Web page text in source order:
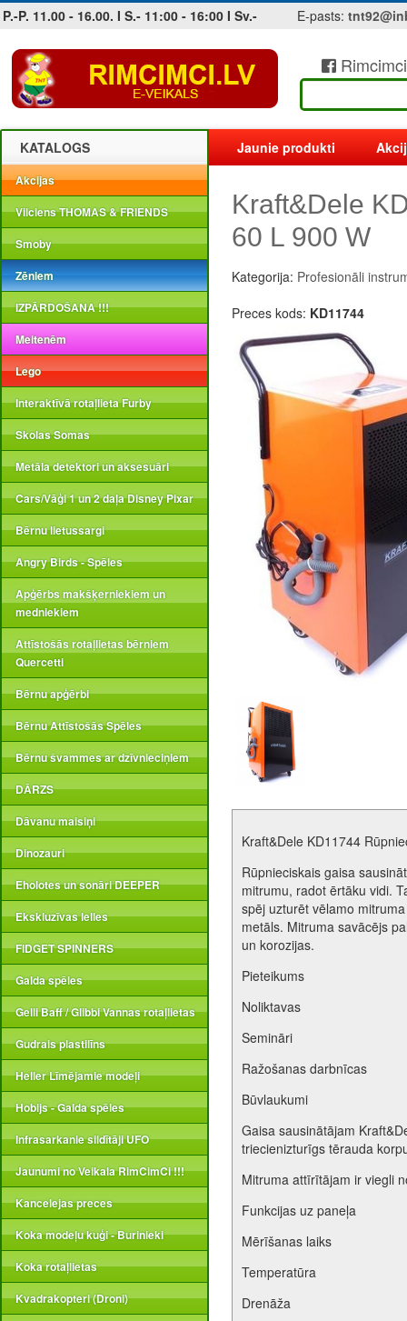
P.-P. 11.00 - 16.00. I S.- 11:00 - 16:00 I Sv.- E-pasts:
Jobs at sea and maritime vacancies
KATALOGS
Akcijas
Vilciens THOMAS & FRIENDS
Smoby
Zēniem
IZPĀRDOŠANA !!!
Meitenēm
Lego
Interaktīvā rotaļlieta Furby
Skolas Somas
Metāla detektori un aksesuāri
Cars/Vāģi 1 un 2 daļa Disney Pixar
Bērnu lietussargi
Angry Birds - Spēles
Apģērbs makšķerniekiem un
medniekiem
Attīstošās rotaļlietas bērniem
Quercetti
Bērnu apģērbi
Bērnu Attīstošās Spēles
Bērnu švammes ar dzīvnieciņiem
DĀRZS
Dāvanu maisiņi
Dinozauri
Eholotes un sonāri DEEPER
Ekskluzīvas lelles
FIDGET SPINNERS
Galda spēles
Gelli Baff / Glibbi Vannas rotaļlietas
Gudrais plastilīns
Heller Līmējamie modeļi
Hobijs - Galda spēles
Infrasarkanie sildītāji UFO
Jaunumi no Veikala RimCimCi !!!
Kancelejas preces
Koka modeļu kuģi - Burinieki
Koka rotaļlietas
Kvadrakopteri (Droni)
Jaunie produkti
Kraft&Dele
60 L 900 W
Kategorija: Profesionāli
Preces kods: KD11744
Kraft&Dele KD11744
Rūpnieciskais gaisa
mitrumu, radot ērtāku vidi.
spēj uzturēt vēlamo
metāls. Mitruma savācējs
un korozijas.
Pieteikums
Noliktavas
Semināri
Ražošanas darbnīcas
Būvlaukumi
Gaisa sausinātājam
triecienizturīgs tērauda
Mitruma attīrītājam ir viegli
Funkcijas uz paneļa
Mērīšanas laiks
Temperatūra
Drenāža